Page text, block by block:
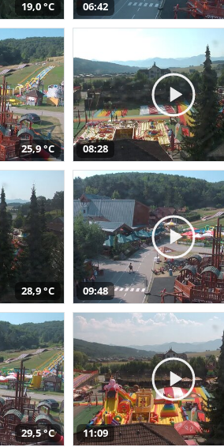
19,0 °C 06:42
25,9 °C 08:28
28,9 °C 09:48
29,5 °C 11:09